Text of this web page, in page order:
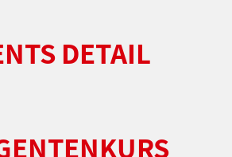
DETAIL